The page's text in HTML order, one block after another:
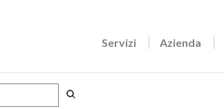
Servizi Azienda